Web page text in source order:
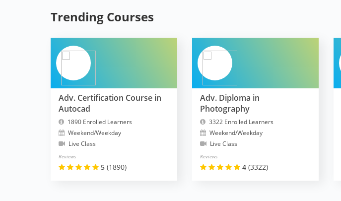
Trending Courses
Adv. Certification Course in
Autocad
1890 Enrolled Learners
Weekend/Weekday
Live Class
Reviews
5 (1890)
Adv. Diploma in
Photography
3322 Enrolled Learners
Weekend/Weekday
Live Class
Reviews
4 (3322)